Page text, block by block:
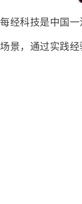
每经科技是中国
场景，通过实践